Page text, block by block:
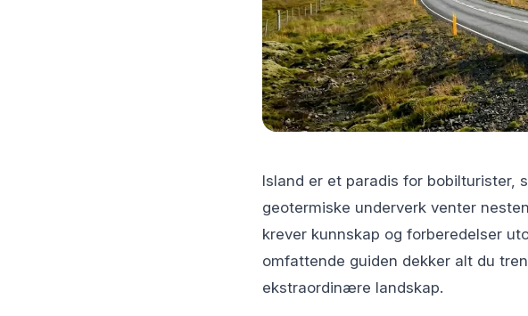
Island er et paradis for bobilturister,
geotermiske underverk venter
krever kunnskap og forberedelser
omfattende guiden dekker alt du
ekstraordinære landskap.